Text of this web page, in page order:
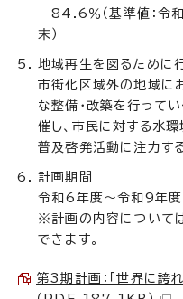
84.6％（基準値：令
末）
地域再生を図るために
市街化区域外の地域に
な整備・改築を行って
催し、市民に対する水
普及啓発活動に注力する
計画期間
令和6年度～令和9年度
※計画の内容について
できます。
第3期計画：「世界に誇